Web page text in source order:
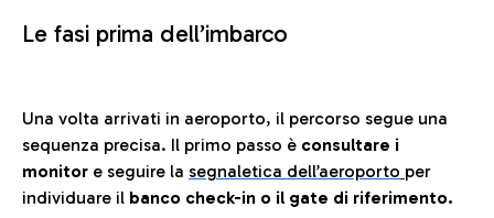
Le fasi prima dell’imbarco
Una volta arrivati in aeroporto, il percorso segue una
sequenza precisa. Il primo passo è consultare i
monitor e seguire la segnaletica dell’aeroporto per
individuare il banco check-in o il gate di riferimento.